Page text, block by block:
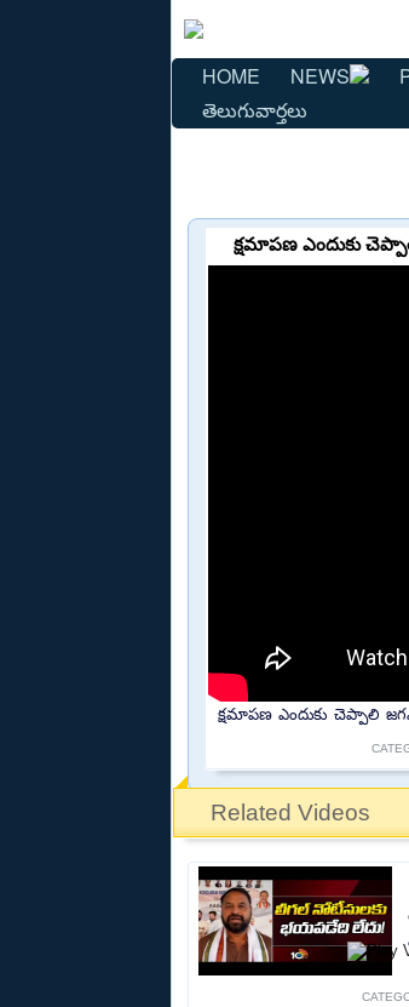
HOME NEWS
తెలుగువార్తలు
క్షమాపణ ఎందుకు
క్షమాపణ ఎందుకు చెప్పాలి
Related Videos